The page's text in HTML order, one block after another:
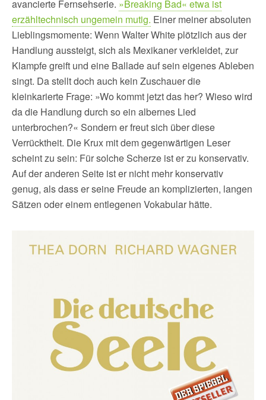
avancierte Fernsehserie. »Breaking Bad« etwa ist
erzähltechnisch ungemein mutig. Einer meiner absoluten
Lieblingsmomente: Wenn Walter White plötzlich aus der
Handlung aussteigt, sich als Mexikaner verkleidet, zur
Klampfe greift und eine Ballade auf sein eigenes Ableben
singt. Da stellt doch auch kein Zuschauer die
kleinkarierte Frage: »Wo kommt jetzt das her? Wieso wird
da die Handlung durch so ein albernes Lied
unterbrochen?« Sondern er freut sich über diese
Verrücktheit. Die Krux mit dem gegenwärtigen Leser
scheint zu sein: Für solche Scherze ist er zu konservativ.
Auf der anderen Seite ist er nicht mehr konservativ
genug, als dass er seine Freude an komplizierten, langen
Sätzen oder einem entlegenen Vokabular hätte.